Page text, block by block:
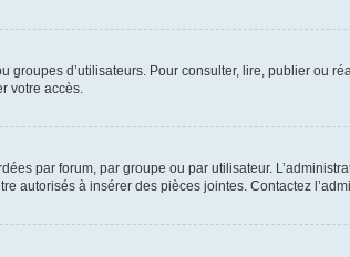
groupes d’utilisateurs. Pour consulter, lire, publier ou
votre accès.
par forum, par groupe ou par utilisateur.
autorisés à insérer des pièces jointes. Contactez